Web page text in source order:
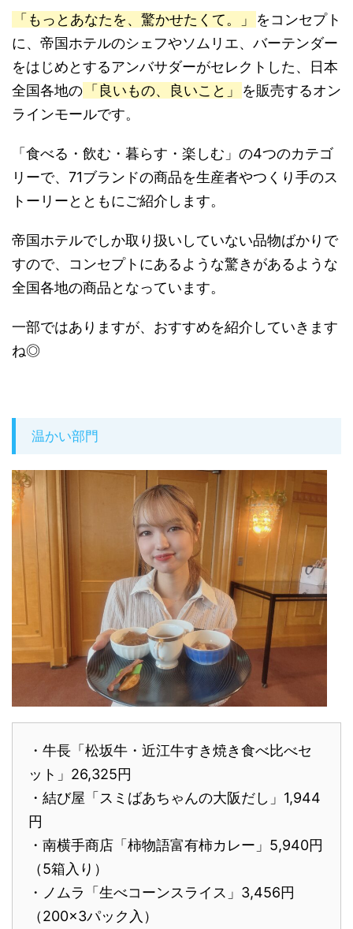
「もっとあなたを、驚かせたくて。」
をコンセプト
に、帝国ホテルのシェフやソムリエ、バーテンダー
をはじめとするアンバサダーがセレクトした、日本
全国各地の 「良いもの、良いこと」
を販売するオン
ラインモールです。
「食べる・飲む・暮らす・楽しむ」の4つのカテゴ
リーで、71ブランドの商品を生産者やつくり手のス
トーリーとともにご紹介します。
帝国ホテルでしか取り扱いしていない品物ばかりで
すので、コンセプトにあるような驚きがあるような
全国各地の商品となっています。
一部ではありますが、おすすめを紹介していきます
ね◎
温かい部門
・牛長「松坂牛・近江牛すき焼き食べ比べセ
ット」26,325円
・結び屋「スミばあちゃんの大阪だし」1,944
円
・南横手商店「柿物語富有柿カレー」5,940円
（5箱入り）
・ノムラ「生べコーンスライス」3,456円
（200×3パック入）